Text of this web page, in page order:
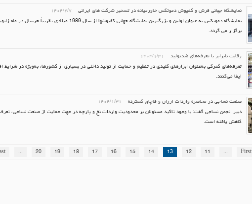
نمایشگاه جهانی فرش و کفپوش دموتکس خاورمیانه در تسخیر شرکت های ایرانی ۱۴۰۴/۲/۷
نمایشگاه دموتکس به عنوان اولین و بزرگترین نمایشگاه جهانی کفپوشها از سال
برگزار می گردد.
رقابت نابرابر با تعرفه‌های ضدتولید ۱۴۰۴/۱/۳۱
تعرفه‌های گمرکی به‌عنوان ابزارهای کلیدی در تنظیم و حمایت از تولید داخلی در بسیاری از کشورها، به‌ویژه در
ایفا می‌کنند.
صنعت نساجی در محاصره واردات ارزان و قاچاق گسترده ۱۴۰۴/۱/۳۱
دبیر انجمن نساجی گفت: با وجود تاکید مسئولان بر محدودیت واردات نخ و پارچه در جهت حمایت از صنعت نساجی،
کاهش یافته است.
First
...
11
12
13
14
15
16
17
18
19
20
...